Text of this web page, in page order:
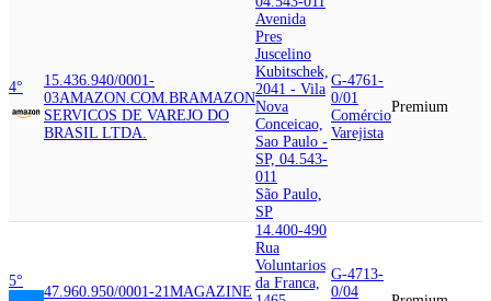
4°
15.436.940/0001-
03AMAZON.COM.BRAMAZON
SERVICOS DE VAREJO DO
BRASIL LTDA.
Avenida
Pres
Juscelino
Kubitschek,
2041 - Vila
Nova
Conceicao,
Sao Paulo -
SP, 04.543-
011
São Paulo,
SP
G-4761-
0/01
Comércio
Varejista
Premium
5°
47.960.950/0001-21MAGAZINE
14.400-490
Rua
Voluntarios
da Franca,
G-4713-
0/04